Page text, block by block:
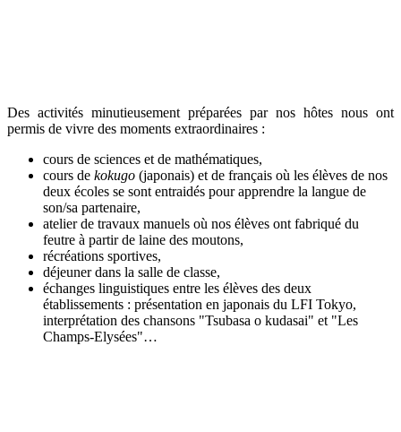
Des activités minutieusement préparées par nos hôtes nous ont
permis de vivre des moments extraordinaires :
cours de sciences et de mathématiques,
cours de kokugo (japonais) et de français où les élèves de nos
deux écoles se sont entraidés pour apprendre la langue de
son/sa partenaire,
atelier de travaux manuels où nos élèves ont fabriqué du
feutre à partir de laine des moutons,
récréations sportives,
déjeuner dans la salle de classe,
échanges linguistiques entre les élèves des deux
établissements : présentation en japonais du LFI Tokyo,
interprétation des chansons "Tsubasa o kudasai" et "Les
Champs-Elysées"…